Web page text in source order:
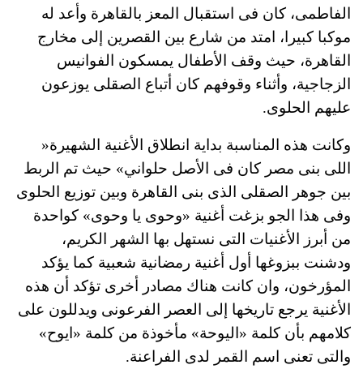
الفاطمى، كان فى استقبال المعز بالقاهرة وأعد له
موكبا كبيرا، امتد من شارع بين القصرين إلى مخارج
القاهرة، حيث وقف الأطفال يمسكون الفوانيس
الزجاجية، وأثناء وقوفهم كان أتباع الصقلى يوزعون
عليهم الحلوى.
وكانت هذه المناسبة بداية انطلاق الأغنية الشهيرة«
اللى بنى مصر كان فى الأصل حلواني» حيث تم الربط
بين جوهر الصقلى الذى بنى القاهرة وبين توزيع الحلوى
وفى هذا الجو بزغت أغنية «وحوى يا وحوى» كواحدة
من أبرز الأغنيات التى نستهل بها الشهر الكريم،
ودشنت ببزوغها أول أغنية رمضانية شعبية كما يؤكد
المؤرخون، وان كانت هناك مصادر أخرى تؤكد أن هذه
الأغنية يرجع تاريخها إلى العصر الفرعونى ويدللون على
كلامهم بأن كلمة «اليوحة» مأخوذة من كلمة «ايوح»
والتى تعنى اسم القمر لدى الفراعنة.